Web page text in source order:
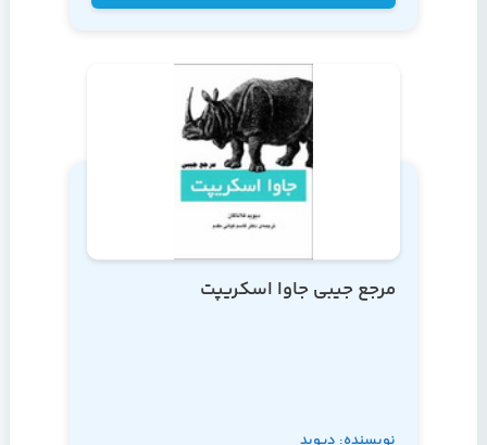
مرجع جیبی جاوا اسکریپت
نویسنده: دیوید